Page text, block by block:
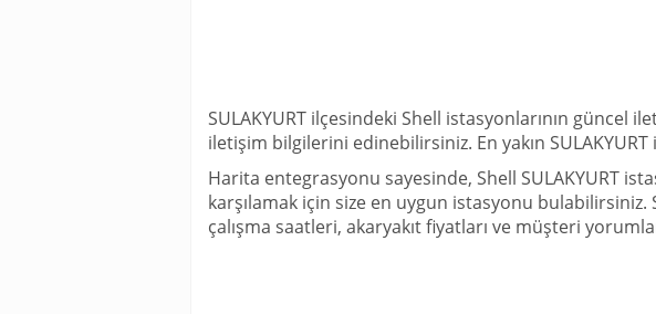
SULAKYURT ilçesindeki Shell istasyonlarının güncel
iletişim bilgilerini edinebilirsiniz. En yakın
Harita entegrasyonu sayesinde, Shell SULAKYURT
karşılamak için size en uygun istasyonu bulabilirsiniz.
çalışma saatleri, akaryakıt fiyatları ve müşteri